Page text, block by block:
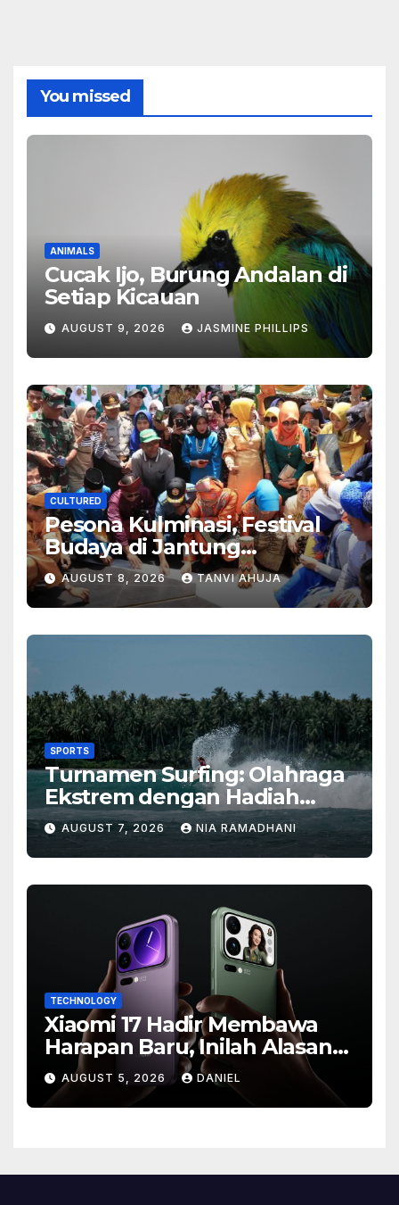
You missed
ANIMALS
Cucak Ijo, Burung Andalan di
Setiap Kicauan
AUGUST 9, 2026 JASMINE PHILLIPS
CULTURED
Pesona Kulminasi, Festival
Budaya di Jantung
Kalimantan
AUGUST 8, 2026 TANVI AHUJA
SPORTS
Turnamen Surfing: Olahraga
Ekstrem dengan Hadiah
Besar
AUGUST 7, 2026 NIA RAMADHANI
TECHNOLOGY
Xiaomi 17 Hadir Membawa
Harapan Baru, Inilah Alasan
Banyak Orang Menantikan
Ponsel Flagship Ini
AUGUST 5, 2026 DANIEL